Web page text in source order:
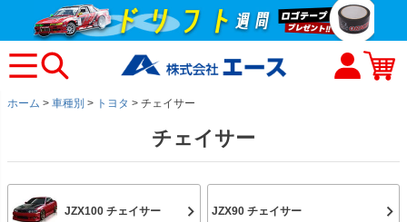
ホーム 車種別 トヨタ チェイサー
チェイサー
JZX100 チェイサー JZX90 チェイサー